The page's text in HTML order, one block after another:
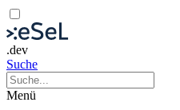
.dev
Suche
Menü